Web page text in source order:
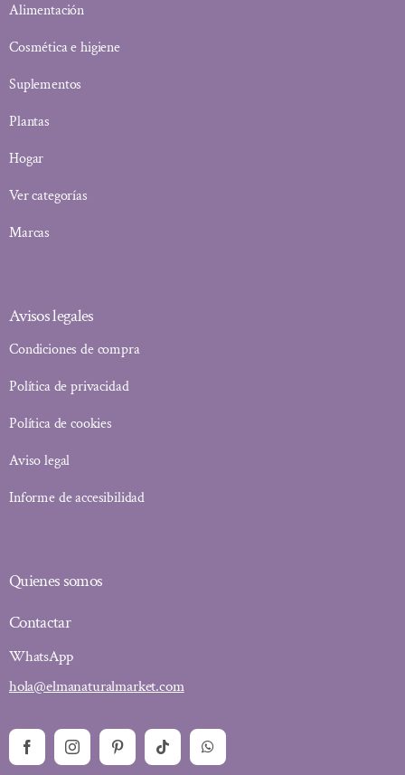
Alimentación
Cosmética e higiene
Suplementos
Plantas
Hogar
Ver categorías
Marcas
Avisos legales
Condiciones de compra
Política de privacidad
Política de cookies
Aviso legal
Informe de accesibilidad
Quienes somos
Contactar
WhatsApp
hola@elmanaturalmarket.com